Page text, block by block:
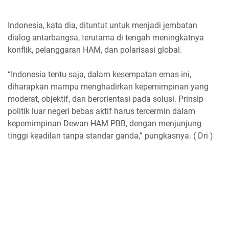
Indonesia, kata dia, dituntut untuk menjadi jembatan
dialog antarbangsa, terutama di tengah meningkatnya
konflik, pelanggaran HAM, dan polarisasi global.
“Indonesia tentu saja, dalam kesempatan emas ini,
diharapkan mampu menghadirkan kepemimpinan yang
moderat, objektif, dan berorientasi pada solusi. Prinsip
politik luar negeri bebas aktif harus tercermin dalam
kepemimpinan Dewan HAM PBB, dengan menjunjung
tinggi keadilan tanpa standar ganda,” pungkasnya. ( Dri )